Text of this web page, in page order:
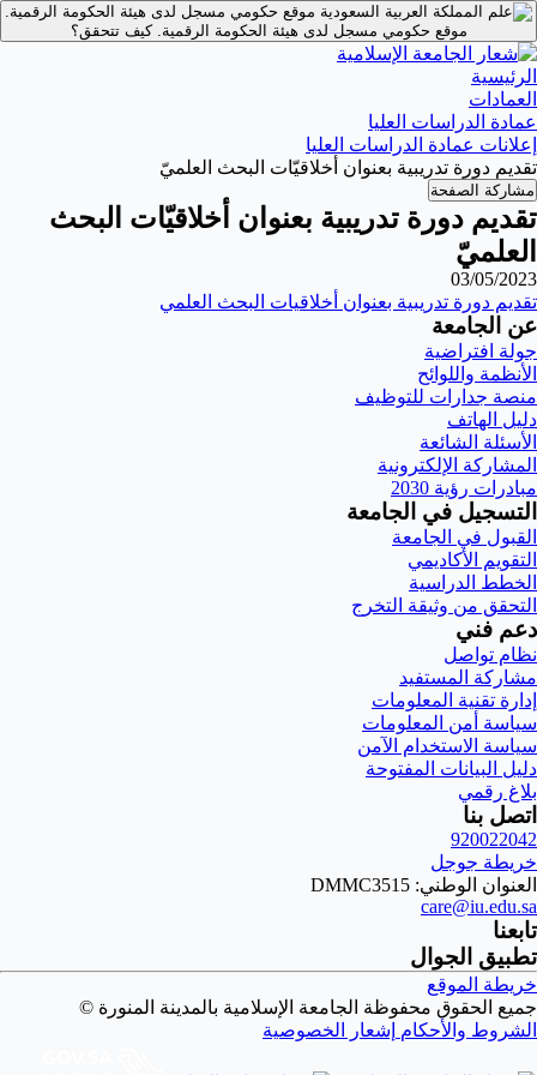
موقع حكومي مسجل لدى هيئة الحكومة الرقمية.
موقع حكومي مسجل لدى هيئة الحكومة الرقمية.كيف تتحقق؟
الرئيسية
العمادات
عمادة الدراسات العليا
إعلانات عمادة الدراسات العليا
تقديم دورة تدريبية بعنوان أخلاقيّات البحث العلميّ
مشاركة الصفحة
تقديم دورة تدريبية بعنوان أخلاقيّات البحث
العلميّ
03/05/2023
تقديم دورة تدريبية بعنوان أخلاقيات البحث العلمي
عن الجامعة
جولة افتراضية
الأنظمة واللوائح
منصة جدارات للتوظيف
دليل الهاتف
الأسئلة الشائعة
المشاركة الإلكترونية
مبادرات رؤية 2030
التسجيل في الجامعة
القبول في الجامعة
التقويم الأكاديمي
الخطط الدراسية
التحقق من وثيقة التخرج
دعم فني
نظام تواصل
مشاركة المستفيد
إدارة تقنية المعلومات
سياسة أمن المعلومات
سياسة الاستخدام الآمن
دليل البيانات المفتوحة
بلاغ رقمي
اتصل بنا
920022042
خريطة جوجل
العنوان الوطني: DMMC3515
care@iu.edu.sa
تابعنا
تطبيق الجوال
خريطة الموقع
جميع الحقوق محفوظة الجامعة الإسلامية بالمدينة المنورة ©
الشروط والأحكام إشعار الخصوصية